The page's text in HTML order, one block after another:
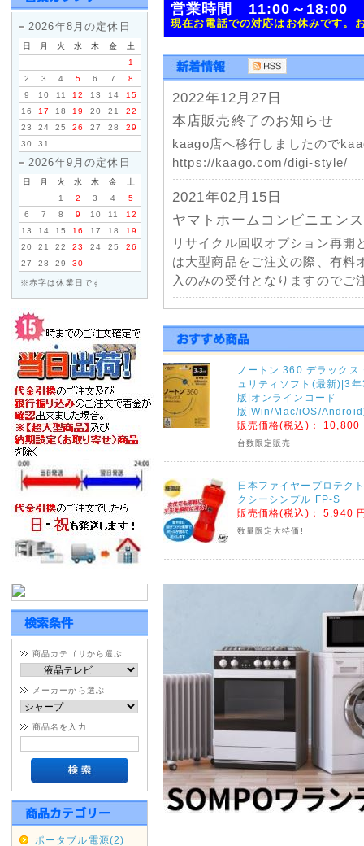
2026年8月の定休日
日 月 火 水 木 金
土
1
2
3 4 5 6 7
8
9
10 11 12 13 14
15
16
17 18 19 20 21
22
23
24 25 26 27 28
29
30
31
2026年9月の定休日
日 月 火 水 木 金
土
1
2 3 4
5
6
7 8 9 10 11
12
13
14 15 16 17 18
19
20
21 22 23 24 25
26
27
28 29 30
※赤字は休業日です
商品カテゴリから選ぶ
メーカーから選ぶ
商品名を入力
ポータブル電源(2)
営業時間 11:00～18:00
現在お電話での対応はお休みです。
2022年12月27日
本店販売終了のお知らせ
kaago店へ移行しましたので
https://kaago.com/digi-style/
2021年02月15日
ヤマトホームコンビニエン
リサイクル回収オプション再開
は大型商品をご注文の際、有料
入のみの受付となりますのでご
佐川急便一部地域配送停止
天候不良による配送の遅延につ
部地域で発送遅延・停止が発生
くださいませ。
2020年09月04日
ヤマトホームコンビニエンス・
連絡がございましたのでご注文
ヤマトホームコンビニエンス
※大型・超大型商品対象
佐賀県・大分県・熊本県全域
福岡県・長崎県 全域 9月6日(
期間変更の可能性もございま
佐川急便の集荷・配達停止期間
九州全域 9月5日(土)～9月6日(
中国・四国 9月5日(土)～9月6
期間変更の可能性もございます
ノートン 360 デラックス
ュリティソフト(最新)|3
版|オンラインコード
版|Win/Mac/iOS/Android
販売価格(税込)： 10,800
台数限定販売
日本ファイヤープロテク
クシーシンプル FP-S
販売価格(税込)：5,940
数量限定大特価!